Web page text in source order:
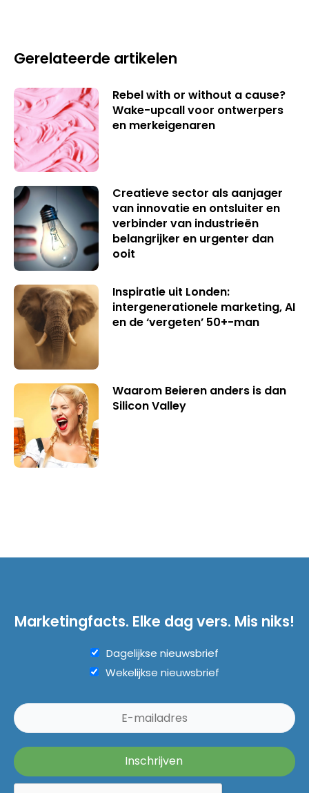
Gerelateerde artikelen
Rebel with or without a cause?
Wake-upcall voor ontwerpers
en merkeigenaren
Creatieve sector als aanjager
van innovatie en ontsluiter en
verbinder van industrieën
belangrijker en urgenter dan
ooit
Inspiratie uit Londen:
intergenerationele marketing, AI
en de ‘vergeten’ 50+-man
Waarom Beieren anders is dan
Silicon Valley
Marketingfacts. Elke dag vers. Mis niks!
Dagelijkse nieuwsbrief
Wekelijkse nieuwsbrief